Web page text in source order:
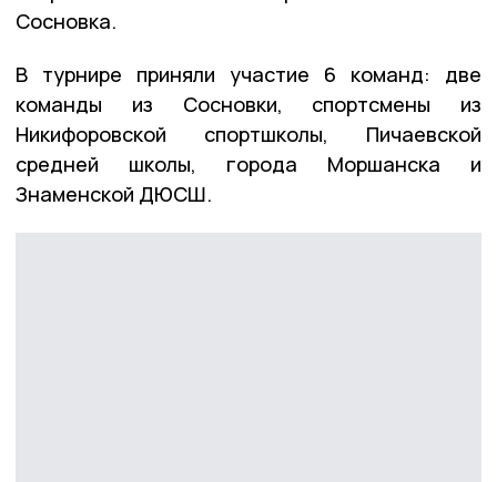
Сосновка.
В турнире приняли участие 6 команд: две
команды из Сосновки, спортсмены из
Никифоровской спортшколы, Пичаевской
средней школы, города Моршанска и
Знаменской ДЮСШ.